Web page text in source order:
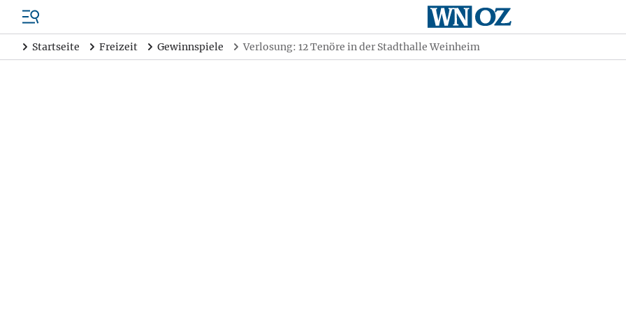
Startseite Freizeit Gewinnspiele Verlosung: 12 Tenöre in der Stadthalle Weinheim